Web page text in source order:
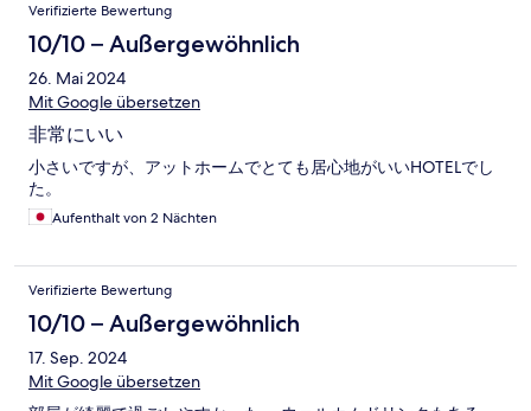
Verifizierte Bewertung
10/10 – Außergewöhnlich
26. Mai 2024
Mit Google übersetzen
非常にいい
小さいですが、アットホームでとても居心地がいいHOTELでし
た。
Aufenthalt von 2 Nächten
Verifizierte Bewertung
10/10 – Außergewöhnlich
17. Sep. 2024
Mit Google übersetzen